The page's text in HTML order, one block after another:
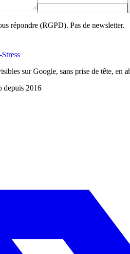
répondre (RGPD). Pas de newsletter.
sur Google, sans prise de tête, en
depuis 2016